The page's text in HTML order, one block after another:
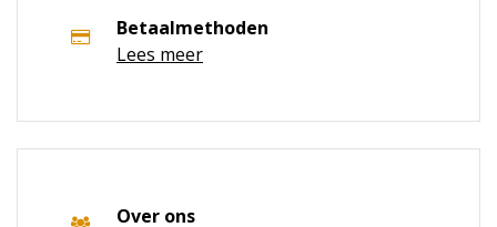
Betaalmethoden
Lees meer
Over ons